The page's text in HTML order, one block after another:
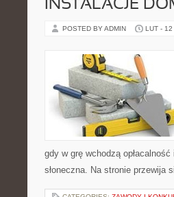
INSTALACJE
POSTED BY ADMIN LUT - 12
gdy w grę wchodzą
słoneczna. Na stronie